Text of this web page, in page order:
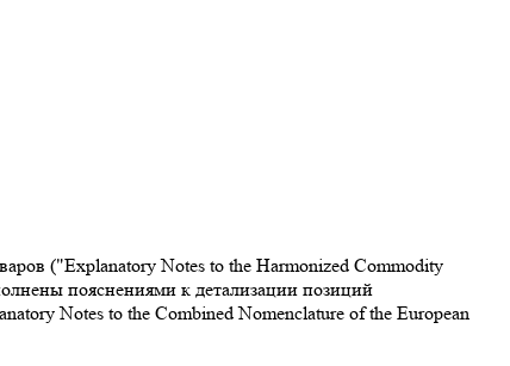
("Explanatory Notes to the Harmonized Commodity
пояснениями к детализации позиций
Notes to the Combined Nomenclature of the European